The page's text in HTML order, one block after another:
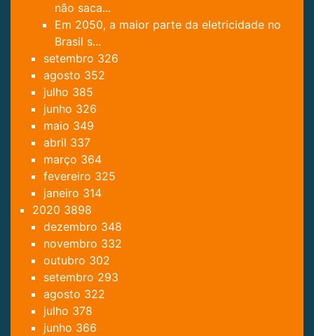
não saca...
Em 2050, a maior parte da eletricidade no
Brasil s...
setembro 326
agosto 352
julho 385
junho 326
maio 349
abril 337
março 364
fevereiro 325
janeiro 314
2020 3898
dezembro 348
novembro 332
outubro 302
setembro 293
agosto 322
julho 378
junho 366